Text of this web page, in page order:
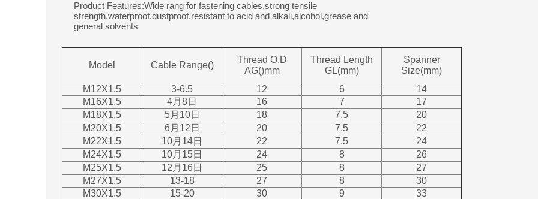
Product Features:Wide rang for fastening cables,strong tensile
strength,waterproof,dustproof,resistant to acid and alkali,alcohol,grease and
general solvents
Model Cable Range()
Thread O.D
AG()mm
Thread Length
GL(mm)
Spanner
Size(mm)
M12X1.5
3-6.5 12 6
14
M16X1.5
4月8日 16 7
17
M18X1.5
5月10日 18 7.5
20
M20X1.5
6月12日 20 7.5
22
M22X1.5
10月14日 22 7.5
24
M24X1.5
10月15日 24 8
26
M25X1.5
12月16日 25 8
27
M27X1.5
13-18 27 8
30
M30X1.5
15-20 30 9
33